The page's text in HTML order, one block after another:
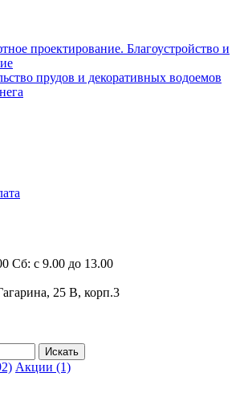
проектирование. Благоустройство и
прудов и декоративных водоемов
Сб: с 9.00 до 13.00
25 В, корп.3
Акции (1)